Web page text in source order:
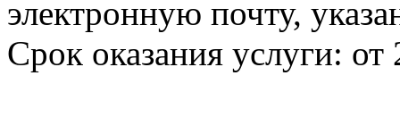
электронную почту,
Срок оказания услуги: от